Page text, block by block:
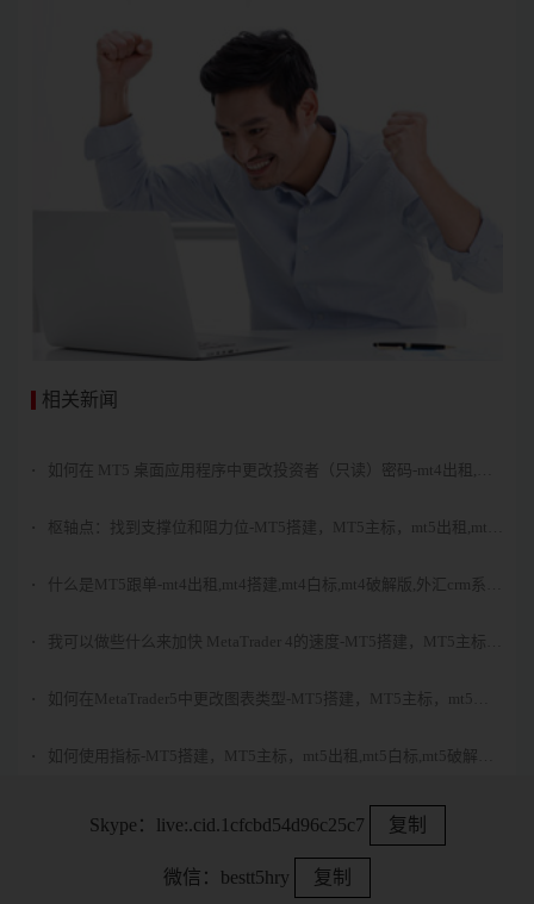
相关新闻
如何在 MT5 桌面应用程序中更改投资者（只读）密码-mt4出租,mt4
枢轴点：找到支撑位和阻力位-MT5搭建，MT5主标，mt5出租,mt5
什么是MT5跟单-mt4出租,mt4搭建,mt4白标,mt4破解版,外汇crm系
我可以做些什么来加快 MetaTrader 4的速度-MT5搭建，MT5主标，
​如何在MetaTrader5中更改图表类型-MT5搭建，MT5主标，mt5出
如何使用指标-MT5搭建，MT5主标，mt5出租,mt5白标,mt5破解
如何在MT5中存入资金-mt4出租,mt4搭建,mt4白标,mt4破解版,外汇
crm系统,mt5搭建,mt5出租,mt5白标,mt5破解版-雷特科技？
怎么更改止损和限价-MT5搭建，MT5主标，mt5出租,mt5白标,mt5
破解版,mt4破解版-雷特科技
Skype： live:.cid.1cfcbd54d96c25c7 复制
微信： bestt5hry 复制